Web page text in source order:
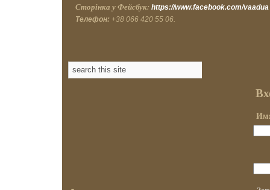
Сторінка у Фейсбук: https://www.facebook.com/vaadua
Телефон: +38 066 420 55 06.